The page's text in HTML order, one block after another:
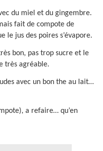
du miel et du gingembre.
fait de compote de
le jus des poires s’évapore.
bon, pas trop sucre et le
très agréable.
avec un bon the au lait…
a refaire… qu’en